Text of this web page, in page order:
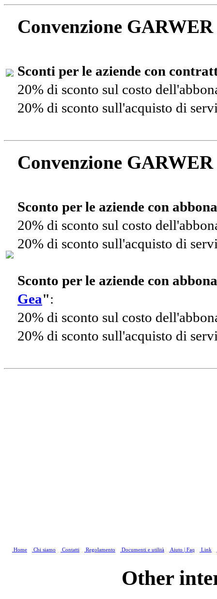
Convenzione
Sconti per le aziende con
20% di sconto sul costo
20% di sconto sull'acquisto di
Convenzione
Sconto per le aziende con
20% di sconto sul costo
20% di sconto sull'acquisto di
Sconto per le aziende con
Gea":
20% di sconto sul costo
20% di sconto sull'acquisto di
Home Chi siamo Contatti Regolamento Documenti e utilità Aiuto | Faq Link
Other